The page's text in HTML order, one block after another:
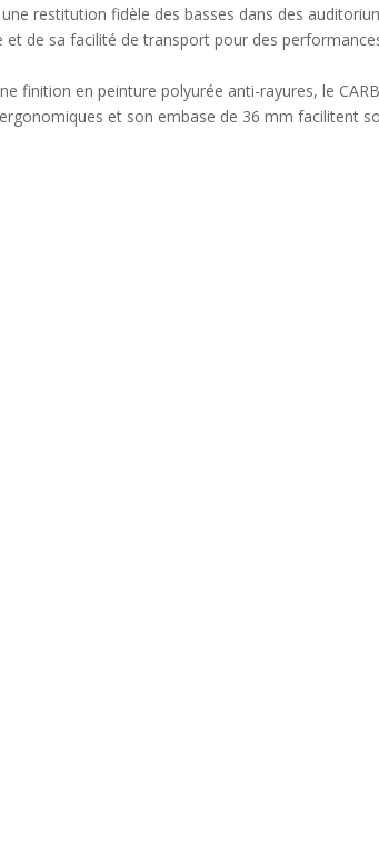
restitution fidèle des basses dans des
de sa facilité de transport pour des
finition en peinture polyurée anti-rayures, le
et son embase de 36 mm facilitent